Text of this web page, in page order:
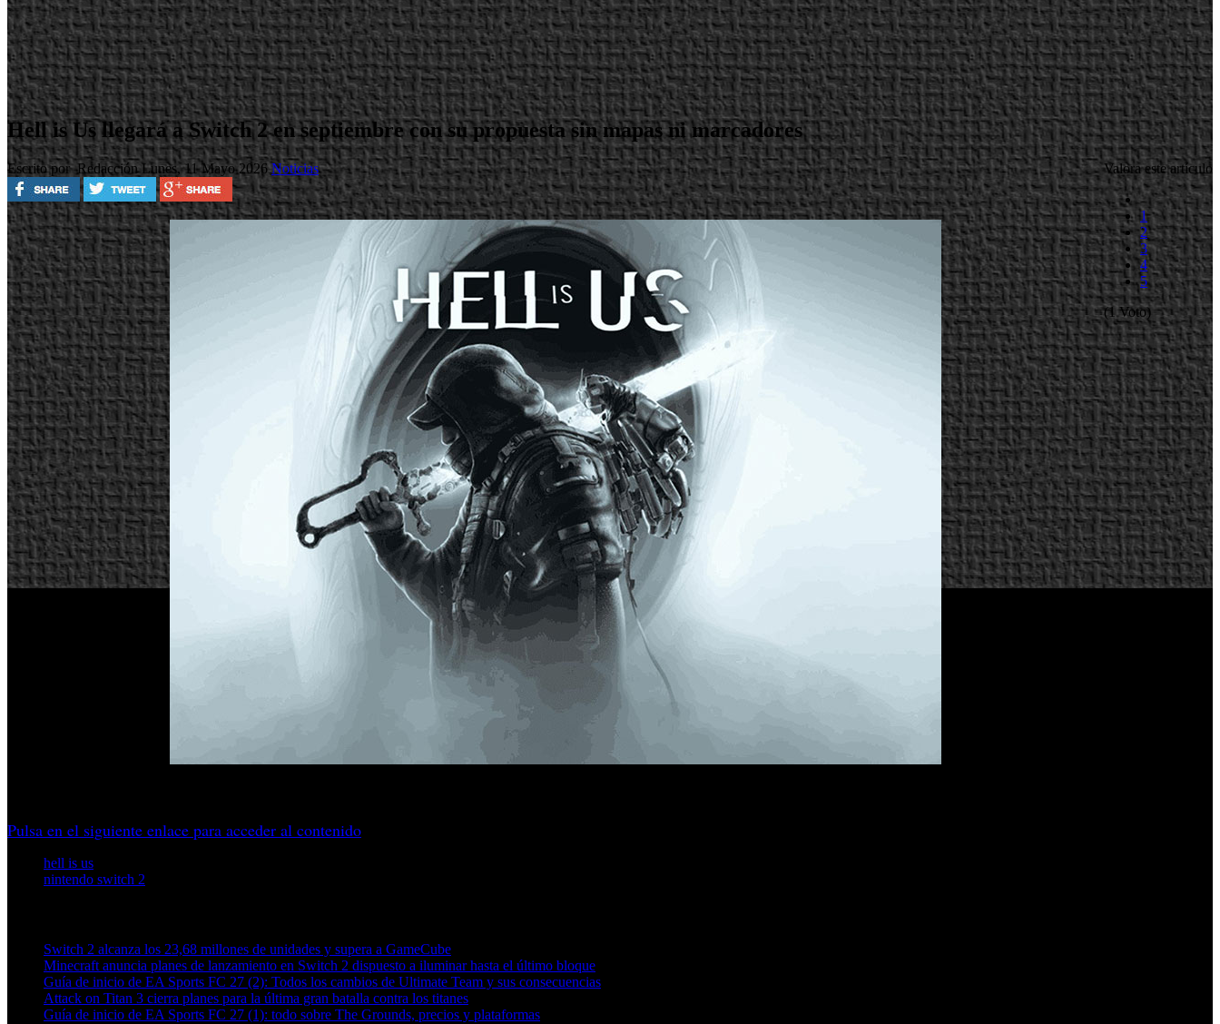
Hell is Us llegará a Switch 2 en septiembre con su propuesta sin mapas ni marcadores
Escrito por RedacciónLunes, 11 Mayo 2026Noticias Valora este artículo
1
2
3
4
5
(1 Voto)
Pulsa en el siguiente enlace para acceder al contenido
hell is us
nintendo switch 2
Switch 2 alcanza los 23,68 millones de unidades y supera a GameCube
Minecraft anuncia planes de lanzamiento en Switch 2 dispuesto a iluminar hasta el último bloque
Guía de inicio de EA Sports FC 27 (2): Todos los cambios de Ultimate Team y sus consecuencias
Attack on Titan 3 cierra planes para la última gran batalla contra los titanes
Guía de inicio de EA Sports FC 27 (1): todo sobre The Grounds, precios y plataformas